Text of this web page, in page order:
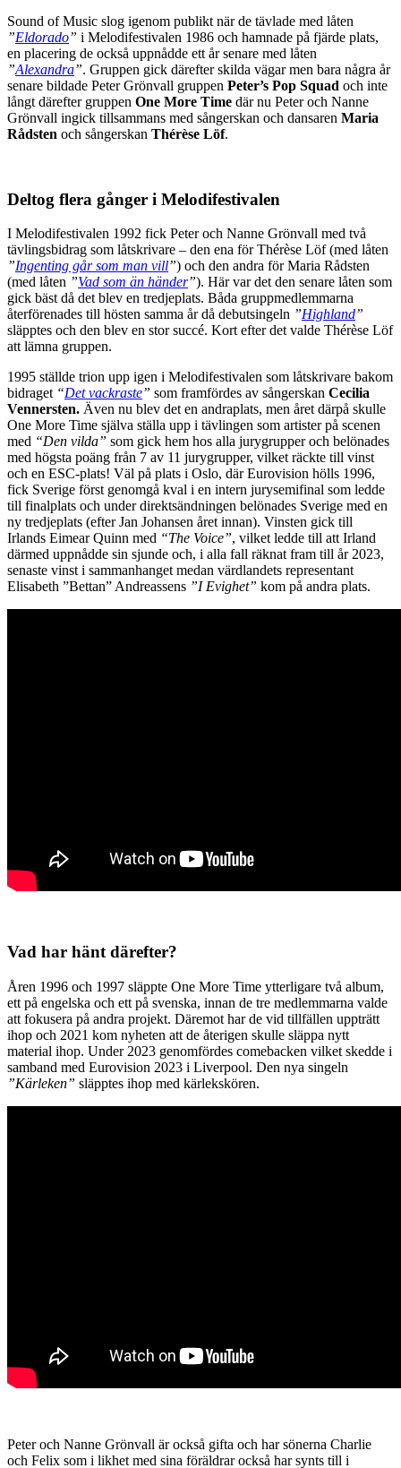
Sound of Music slog igenom publikt när de tävlade med låten
”Eldorado” i Melodifestivalen 1986 och hamnade på fjärde plats,
en placering de också uppnådde ett år senare med låten
”Alexandra”. Gruppen gick därefter skilda vägar men bara några år
senare bildade Peter Grönvall gruppen Peter’s Pop Squad och inte
långt därefter gruppen One More Time där nu Peter och Nanne
Grönvall ingick tillsammans med sångerskan och dansaren Maria
Rådsten och sångerskan Thérèse Löf.
Deltog flera gånger i Melodifestivalen
I Melodifestivalen 1992 fick Peter och Nanne Grönvall med två
tävlingsbidrag som låtskrivare – den ena för Thérèse Löf (med låten
”Ingenting går som man vill”) och den andra för Maria Rådsten
(med låten ”Vad som än händer”). Här var det den senare låten som
gick bäst då det blev en tredjeplats. Båda gruppmedlemmarna
återförenades till hösten samma år då debutsingeln ”Highland”
släpptes och den blev en stor succé. Kort efter det valde Thérèse Löf
att lämna gruppen.
1995 ställde trion upp igen i Melodifestivalen som låtskrivare bakom
bidraget “Det vackraste” som framfördes av sångerskan Cecilia
Vennersten. Även nu blev det en andraplats, men året därpå skulle
One More Time själva ställa upp i tävlingen som artister på scenen
med “Den vilda” som gick hem hos alla jurygrupper och belönades
med högsta poäng från 7 av 11 jurygrupper, vilket räckte till vinst
och en ESC-plats! Väl på plats i Oslo, där Eurovision hölls 1996,
fick Sverige först genomgå kval i en intern jurysemifinal som ledde
till finalplats och under direktsändningen belönades Sverige med en
ny tredjeplats (efter Jan Johansen året innan). Vinsten gick till
Irlands Eimear Quinn med “The Voice”, vilket ledde till att Irland
därmed uppnådde sin sjunde och, i alla fall räknat fram till år 2023,
senaste vinst i sammanhanget medan värdlandets representant
Elisabeth ”Bettan” Andreassens ”I Evighet” kom på andra plats.
Vad har hänt därefter?
Åren 1996 och 1997 släppte One More Time ytterligare två album,
ett på engelska och ett på svenska, innan de tre medlemmarna valde
att fokusera på andra projekt. Däremot har de vid tillfällen uppträtt
ihop och 2021 kom nyheten att de återigen skulle släppa nytt
material ihop. Under 2023 genomfördes comebacken vilket skedde i
samband med Eurovision 2023 i Liverpool. Den nya singeln
”Kärleken” släpptes ihop med kärlekskören.
Peter och Nanne Grönvall är också gifta och har sönerna Charlie
och Felix som i likhet med sina föräldrar också har synts till i